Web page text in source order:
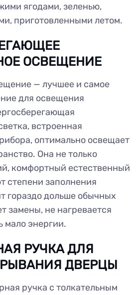
ягодами, зеленью,
приготовленными летом.
ОСВЕЩЕНИЕ
— лучшее и самое
для освещения
встроенная
оптимально освещает
Она не только
комфортный естественный
степени заполнения
гораздо дольше обычных
замены, не нагревается
мало энергии.
РУЧКА ДЛЯ
ДВЕРЦЫ
ручка с толкательным